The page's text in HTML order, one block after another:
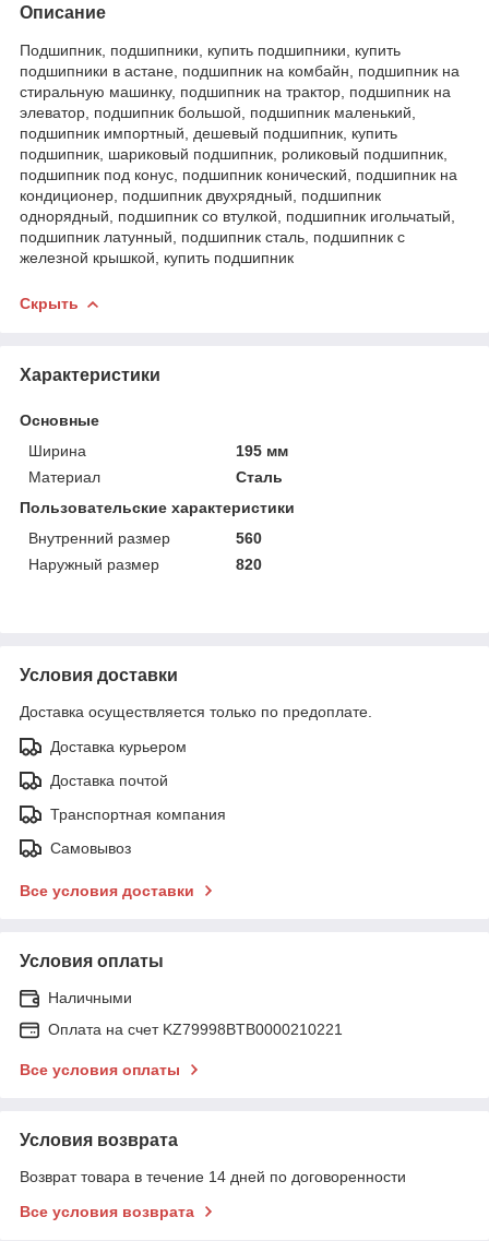
Описание
Подшипник, подшипники, купить подшипники, купить
подшипники в астане, подшипник на комбайн, подшипник на
стиральную машинку, подшипник на трактор, подшипник на
элеватор, подшипник большой, подшипник маленький,
подшипник импортный, дешевый подшипник, купить
подшипник, шариковый подшипник, роликовый подшипник,
подшипник под конус, подшипник конический, подшипник на
кондиционер, подшипник двухрядный, подшипник
однорядный, подшипник со втулкой, подшипник игольчатый,
подшипник латунный, подшипник сталь, подшипник с
железной крышкой, купить подшипник
Скрыть
Характеристики
Основные
Ширина
195 мм
Материал
Сталь
Пользовательские характеристики
Внутренний размер
560
Наружный размер
820
Условия доставки
Доставка осуществляется только по предоплате.
Доставка курьером
Доставка почтой
Транспортная компания
Самовывоз
Все условия доставки
Условия оплаты
Наличными
Оплата на счет KZ79998BTB0000210221
Все условия оплаты
Условия возврата
Возврат товара в течение 14 дней по договоренности
Все условия возврата